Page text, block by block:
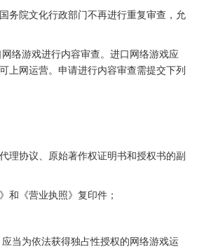
院文化行政部门不再进行重复审查，允
游戏进行内容审查。进口网络游戏应
上网运营。申请进行内容审查需提交下列
协议、原始著作权证明书和授权书的副
《营业执照》复印件；
为依法获得独占性授权的网络游戏运